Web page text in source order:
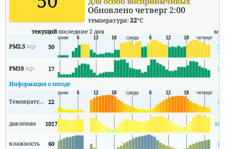
Обновлено четверг 2:00
температура:22°C
текущийпоследние 2 дня
PM2.5AQI 50 34
PM10AQI 17
11
Информация о погоде
Температура 22 19
давление 1017
влажность 60 25